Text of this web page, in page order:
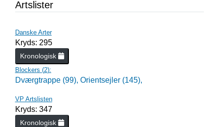
Artslister
Danske Arter
Kryds: 295
Kronologisk
Blockers (2):
Dværgtrappe (99), Orientsejler (145),
VP Artslisten
Kryds: 347
Kronologisk